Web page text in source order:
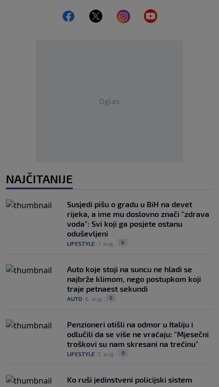
Oglas
NAJČITANIJE
Susjedi pišu o gradu u BiH na devet
rijeka, a ime mu doslovno znači "zdrava
voda": Svi koji ga posjete ostanu
oduševljeni
LIFESTYLE 7. aug. 0
Auto koje stoji na suncu ne hladi se
najbrže klimom, nego postupkom koji
traje petnaest sekundi
AUTO 6. aug. 0
Penzioneri otišli na odmor u Italiju i
odlučili da se više ne vraćaju: "Mjesečni
troškovi su nam skresani na trećinu"
LIFESTYLE 5. aug. 0
Ko ruši jedinstveni policijski sistem